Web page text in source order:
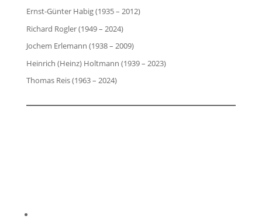
Ernst-Günter Habig (1935 – 2012)
Richard Rogler (1949 – 2024)
Jochem Erlemann (1938 – 2009)
Heinrich (Heinz) Holtmann (1939 – 2023)
Thomas Reis (1963 – 2024)